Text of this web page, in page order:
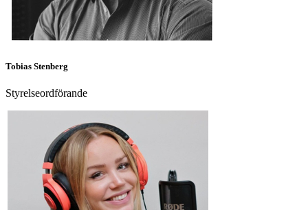
Tobias Stenberg
Styrelseordförande